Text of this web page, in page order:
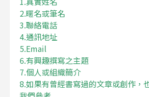
2.暱名或筆名
3.聯絡電話
4.通訊地址
5.Email
6.有興趣撰寫之主題
7.個人或組織簡介
8.如果有曾經書寫過的文章或創作，